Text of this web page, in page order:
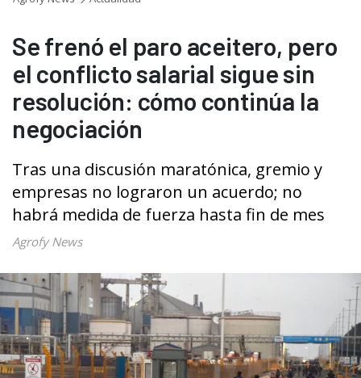
Se frenó el paro aceitero, pero
el conflicto salarial sigue sin
resolución: cómo continúa la
negociación
Tras una discusión maratónica, gremio y
empresas no lograron un acuerdo; no
habrá medida de fuerza hasta fin de mes
Agrofy News